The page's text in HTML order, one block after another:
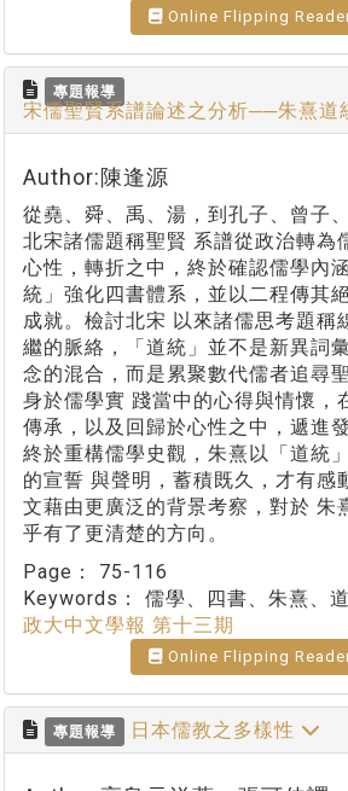
Online Flipping
專題報導
宋儒聖賢系譜論述之分析──朱熹道
Author:陳逢源
從堯、舜、禹、湯，到孔子、曾子
北宋諸儒題稱聖賢 系譜從政治轉為
心性，轉折之中，終於確認儒學內
統」強化四書體系，並以二程傳其
成就。檢討北宋 以來諸儒思考題稱
繼的脈絡，「道統」並不是新異詞
念的混合，而是累聚數代儒者追尋
身於儒學實 踐當中的心得與情懷，
傳承，以及回歸於心性之中，遞進
終於重構儒學史觀，朱熹以「道統
的宣誓 與聲明，蓄積既久，才有感
文藉由更廣泛的背景考察，對於 朱
乎有了更清楚的方向。
Page： 75-116
Keywords： 儒學、四書、朱熹、
政大中文學報 第十三期
Online Flipping
專題報導 日本儒教之多樣性